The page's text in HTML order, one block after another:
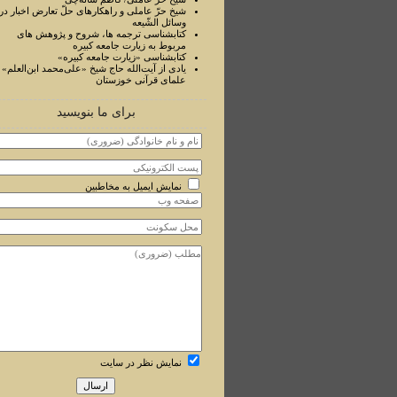
شیخ حرّ عاملی و راهکارهای حلّ تعارض اخبار در
وسائل الشّیعه
کتابشناسی ترجمه ها، شروح و پژوهش های
مربوط به زیارت جامعه کبیره
کتابشناسی «زیارت جامعه کبیره»
یادی از آیت‌الله حاج شیخ «علی‌محمد ابن‌العلم»
علمای قرآنی خوزستان
برای ما بنویسید
نمایش ایمیل به مخاطبین
نمایش نظر در سایت